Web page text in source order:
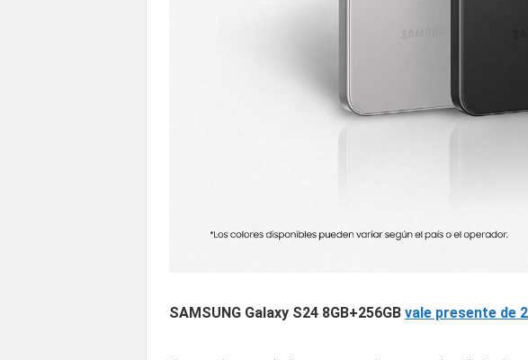
SAMSUNG Galaxy S24 8GB+256GB vale presente de